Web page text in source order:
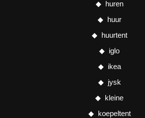
huren
huur
huurtent
iglo
ikea
jysk
kleine
koepeltent